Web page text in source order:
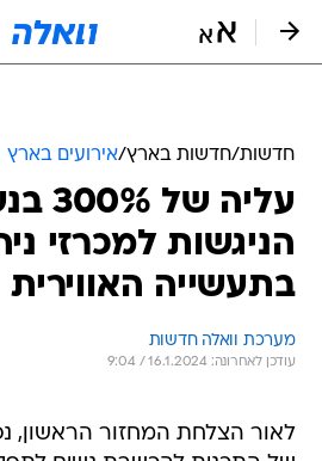
חדשות/חדשות בארץ/אירועים בארץ
עליה של
הניגשות למכרזי
בתעשייה האווירית
מערכת וואלה חדשות
עודכן לאחרונה: 16.1.2024 / 9:04
לאור הצלחת המחזור הראשון,